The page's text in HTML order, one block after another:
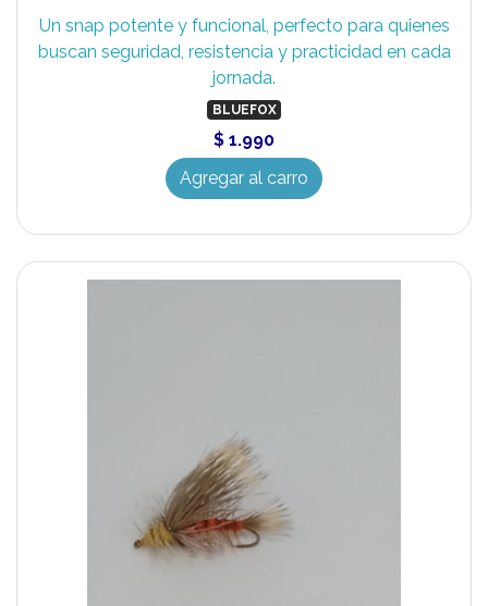
Un snap potente y funcional, perfecto para quienes
buscan seguridad, resistencia y practicidad en cada
jornada.
BLUEFOX
$ 1.990
Agregar al carro